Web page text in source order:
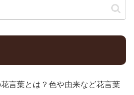
花言葉とは？色や由来など花言葉